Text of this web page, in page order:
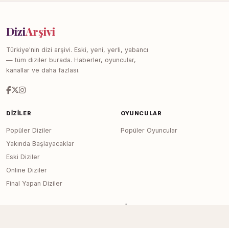
DiziArşivi
Türkiye'nin dizi arşivi. Eski, yeni, yerli, yabancı
— tüm diziler burada. Haberler, oyuncular,
kanallar ve daha fazlası.
DIZILER
Popüler Diziler
Yakında Başlayacaklar
Eski Diziler
Online Diziler
Final Yapan Diziler
OYUNCULAR
Popüler Oyuncular
SITE